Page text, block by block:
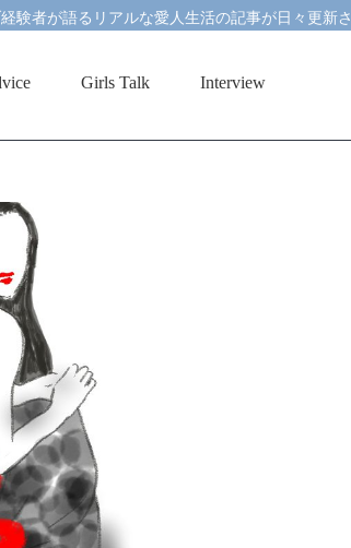
者が語るリアルな愛人生活の記事が日々更新さ
Girls Talk Interview